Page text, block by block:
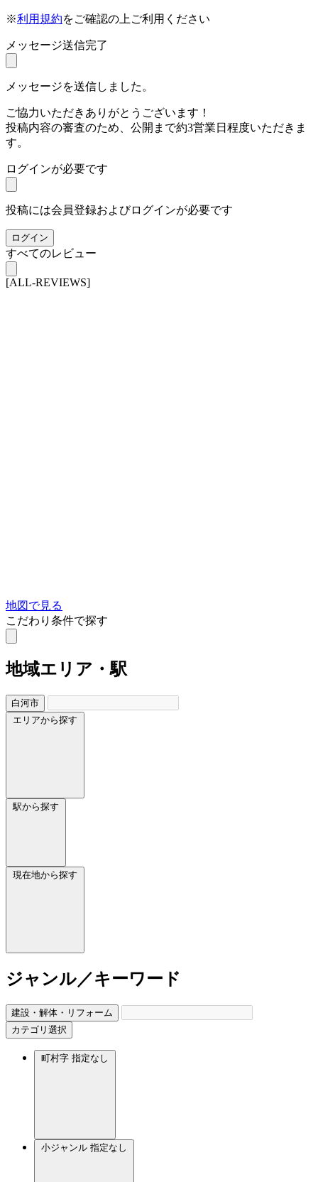
※利用規約をご確認の上ご利用ください
メッセージ送信完了
メッセージを送信しました。
ご協力いただきありがとうございます！
投稿内容の審査のため、公開まで約3営業日程度いただきま
す。
ログインが必要です
投稿には会員登録およびログインが必要です
ログイン
すべてのレビュー
[ALL-REVIEWS]
地図で見る
こだわり条件で探す
地域エリア・駅
白河市
エリアから探す
駅から探す
現在地から探す
ジャンル／キーワード
建設・解体・リフォーム
カテゴリ選択
町村字 指定なし
小ジャンル 指定なし